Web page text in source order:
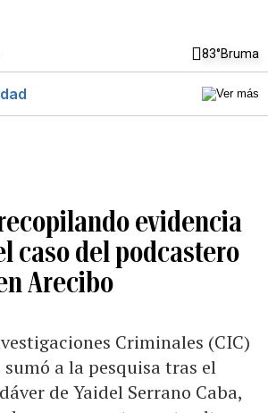
83°Bruma
evidencia
caso del podcastero
Arecibo
Criminales (CIC)
a la pesquisa tras el
de Yaidel Serrano Caba,